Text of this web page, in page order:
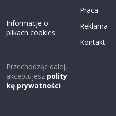
Informacje o
plikach cookies
Przechodząc dalej,
akceptujesz polity
kę prywatności
Praca
Reklama
Kontakt